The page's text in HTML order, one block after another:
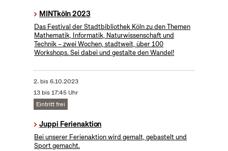
MINTköln 2023
Das Festival der Stadtbibliothek Köln zu den Themen
Mathematik, Informatik, Naturwissenschaft und
Technik – zwei Wochen, stadtweit, über 100
Workshops. Sei dabei und gestalte den Wandel!
2. bis6.10.2023
13 bis 17:45 Uhr
Eintritt frei
Juppi Ferienaktion
Bei unserer Ferienaktion wird gemalt, gebastelt und
Sport gemacht.